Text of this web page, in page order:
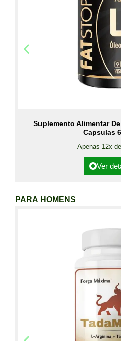
Suplemento Alimentar
Capsulas
Apenas 12x
Ver
PARA HOMENS